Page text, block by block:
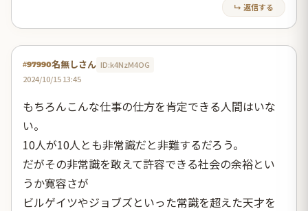
↳ 返信する
#97990名無しさん ID:k4NzM4OG
2024/10/15 13:45
もちろんこんな仕事の仕方を肯定できる人間はいな
い。
10人が10人とも非常識だと非難するだろう。
だがその非常識を敢えて許容できる社会の余裕とい
うか寛容さが
ビルゲイツやジョブズといった常識を超えた天才を